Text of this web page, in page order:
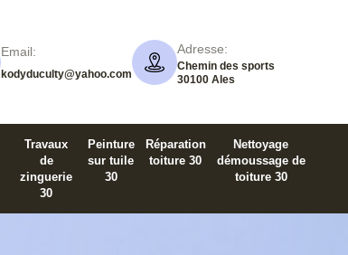
Email:
kodyduculty@yahoo.com
Adresse:
Chemin des sports
30100 Ales
Travaux
de
zinguerie
30
Peinture
sur tuile
30
Réparation
toiture 30
Nettoyage
démoussage de
toiture 30